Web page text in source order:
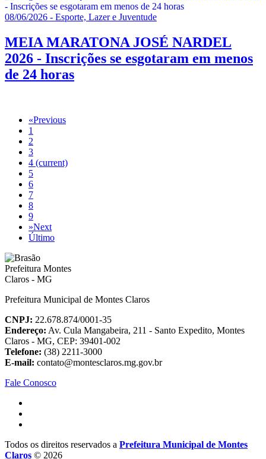
08/06/2026 - Esporte, Lazer e Juventude
MEIA MARATONA JOSÉ NARDEL
2026 - Inscrições se esgotaram em menos
de 24 horas
«Previous
1
2
3
4 (current)
5
6
7
8
9
»Next
Último
Prefeitura Municipal de Montes Claros
CNPJ: 22.678.874/0001-35
Endereço: Av. Cula Mangabeira, 211 - Santo Expedito, Montes
Claros - MG, CEP: 39401-002
Telefone: (38) 2211-3000
E-mail: contato@montesclaros.mg.gov.br
Fale Conosco
Todos os direitos reservados a Prefeitura Municipal de Montes
Claros © 2026